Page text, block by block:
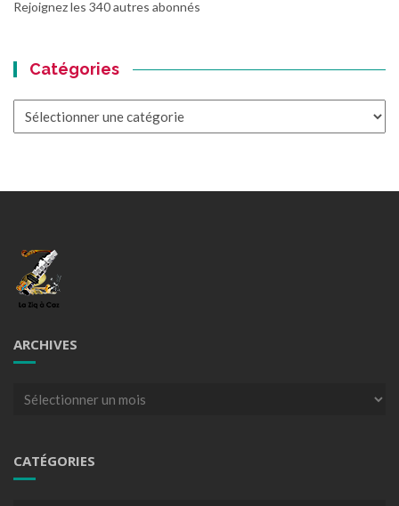
Rejoignez les 340 autres abonnés
Catégories
ARCHIVES
Archives
CATÉGORIES